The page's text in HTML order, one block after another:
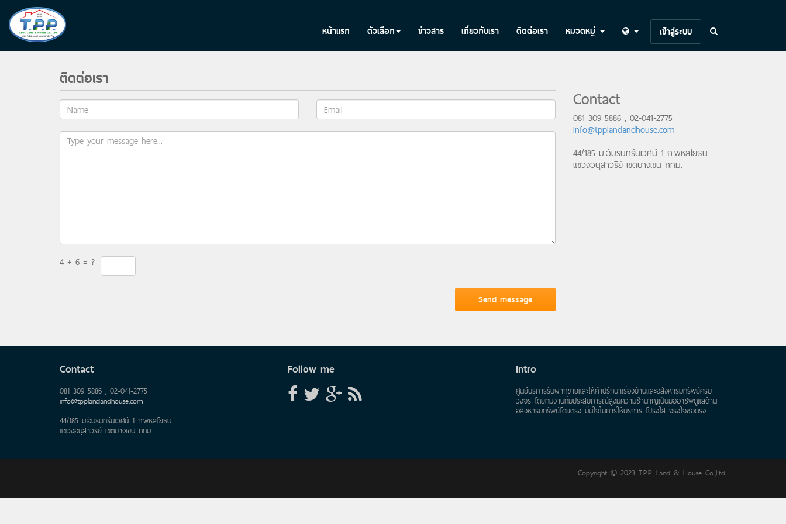
หน้าแรก ตัวเลือก ข่าวสาร เกี่ยวกับเรา ติดต่อเรา หมวดหมู่ เข้าสู่ระบบ
ติดต่อเรา
4 + 6 = ?
Contact
081 309 5886 , 02-041-2775
info@tpplandandhouse.com
44/185 ม.อัมรินทร์นิเวศน์ 1 ถ.พหลโยธิน
แขวงอนุสาวรีย์ เขตบางเขน กทม.
Contact
081 309 5886 , 02-041-2775
info@tpplandandhouse.com
44/185 ม.อัมรินทร์นิเวศน์ 1 ถ.พหลโยธิน
แขวงอนุสาวรีย์ เขตบางเขน กทม.
Follow me Intro
ศูนย์บริการรับฝากขายและให้คำปรึกษาเรื่องบ้านและอสังหาริมทรัพย์ครบ
วงจร โดยทีมงานที่มีประสบการณ์สูงมีความชำนาญเป็นมืออาชีพดูแลด้าน
อสังหาริมทรัพย์โดยตรง มั่นใจในการให้บริการ โปร่งใส จริงใจซื่อตรง
Copyright © 2023 T.P.P. Land & House Co.,Ltd.